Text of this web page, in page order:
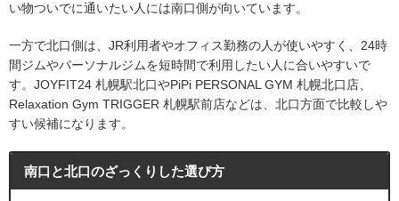
い物ついでに通いたい人には南口側が向いています。
一方で北口側は、JR利用者やオフィス勤務の人が使いやすく、24時
間ジムやパーソナルジムを短時間で利用したい人に合いやすいで
す。JOYFIT24 札幌駅北口やPiPi PERSONAL GYM 札幌北口店、
Relaxation Gym TRIGGER 札幌駅前店などは、北口方面で比較しや
すい候補になります。
南口と北口のざっくりした選び方